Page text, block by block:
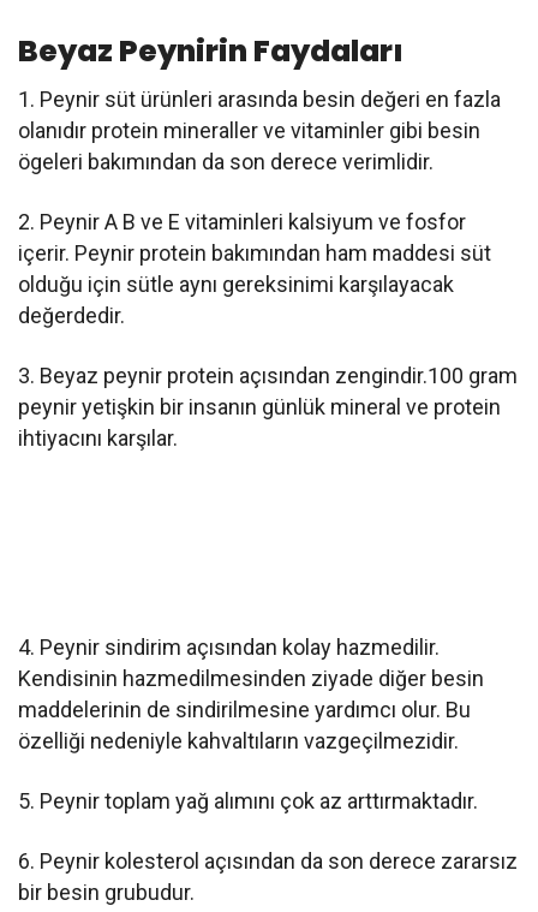
Beyaz Peynirin Faydaları
1. Peynir süt ürünleri arasında besin değeri en fazla
olanıdır protein mineraller ve vitaminler gibi besin
ögeleri bakımından da son derece verimlidir.
2. Peynir A B ve E vitaminleri kalsiyum ve fosfor
içerir. Peynir protein bakımından ham maddesi süt
olduğu için sütle aynı gereksinimi karşılayacak
değerdedir.
3. Beyaz peynir protein açısından zengindir.100 gram
peynir yetişkin bir insanın günlük mineral ve protein
ihtiyacını karşılar.
4. Peynir sindirim açısından kolay hazmedilir.
Kendisinin hazmedilmesinden ziyade diğer besin
maddelerinin de sindirilmesine yardımcı olur. Bu
özelliği nedeniyle kahvaltıların vazgeçilmezidir.
5. Peynir toplam yağ alımını çok az arttırmaktadır.
6. Peynir kolesterol açısından da son derece zararsız
bir besin grubudur.